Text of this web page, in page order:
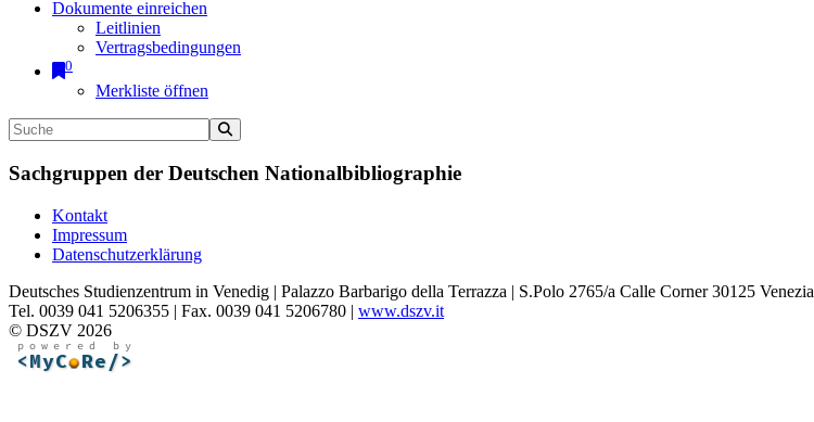
Dokumente einreichen
Leitlinien
Vertragsbedingungen
0
Merkliste öffnen
Sachgruppen der Deutschen Nationalbibliographie
Kontakt
Impressum
Datenschutzerklärung
Deutsches Studienzentrum in Venedig | Palazzo Barbarigo della Terrazza | S.Polo 2765/a Calle Corner 30125 Venezia
Tel. 0039 041 5206355 | Fax. 0039 041 5206780 | www.dszv.it
© DSZV 2026